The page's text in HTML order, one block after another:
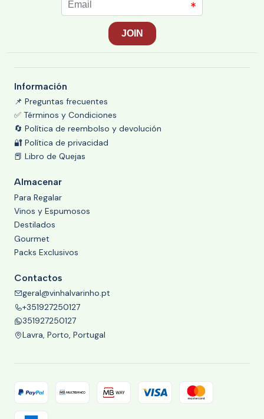
Información
📌 Preguntas frecuentes
✅ Términos y Condiciones
🔄 Política de reembolso y devolución
🔐 Política de privacidad
📕 Libro de Quejas
Almacenar
Para Regalar
Vinos y Espumosos
Destilados
Gourmet
Packs Exclusivos
Contactos
geral@vinhalvarinho.pt
+351927250127
351927250127
Lavra, Porto, Portugal